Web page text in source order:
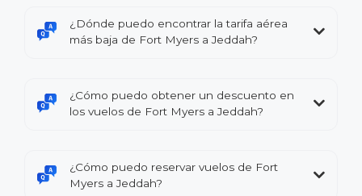
¿Dónde puedo encontrar la tarifa aérea
más baja de Fort Myers a Jeddah?
¿Cómo puedo obtener un descuento en
los vuelos de Fort Myers a Jeddah?
¿Cómo puedo reservar vuelos de Fort
Myers a Jeddah?